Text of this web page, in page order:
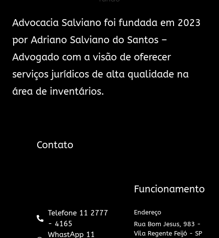
Advocacia Salviano foi fundada em 2023
por Adriano Salviano do Santos –
Advogado com a visão de oferecer
serviços jurídicos de alta qualidade na
área de inventários.
Contato
Telefone 11 2777
- 4165
WhastApp 11
Funcionamento
Endereço
Rua Bom Jesus, 983 -
Vila Regente Feijó - SP